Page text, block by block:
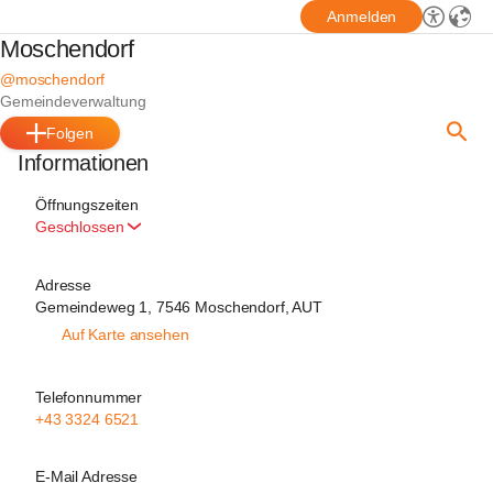
Anmelden
Moschendorf
@moschendorf
Gemeindeverwaltung
Folgen
Informationen
Öffnungszeiten
Geschlossen
Adresse
Gemeindeweg 1, 7546 Moschendorf, AUT
Auf Karte ansehen
Telefonnummer
+43 3324 6521
E-Mail Adresse